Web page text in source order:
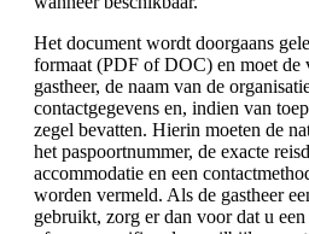
Het document wordt doorgaans
formaat (PDF of DOC) en moet de
gastheer, de naam van de
contactgegevens en, indien van
zegel bevatten. Hierin moeten de
het paspoortnummer, de exacte
accommodatie en een
worden vermeld. Als de gastheer
gebruikt, zorg er dan voor dat u